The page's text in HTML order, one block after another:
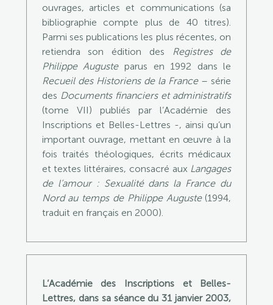
ouvrages, articles et communications (sa
bibliographie compte plus de 40 titres).
Parmi ses publications les plus récentes, on
retiendra son édition des Registres de
Philippe Augusteparus en 1992 dans le
Recueil des Historiens de la France– série
des Documents financiers et administratifs
(tome VII) publiés par l’Académie des
Inscriptions et Belles-Lettres -, ainsi qu’un
important ouvrage, mettant en œuvre à la
fois traités théologiques, écrits médicaux
et textes littéraires, consacré aux Langages
de l’amour : Sexualité dans la France du
Nord au temps de Philippe Auguste(1994,
traduit en français en 2000).
L’Académie des Inscriptions et Belles-
Lettres, dans sa séance du 31 janvier 2003,